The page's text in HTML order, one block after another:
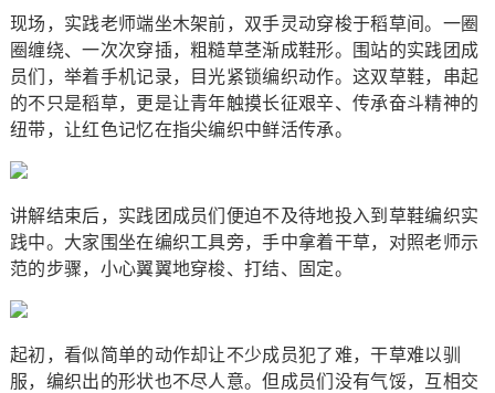
现场，实践老师端坐木架前，双手灵动穿梭于稻草间。一圈
圈缠绕、一次次穿插，粗糙草茎渐成鞋形。围站的实践团成
员们，举着手机记录，目光紧锁编织动作。这双草鞋，串起
的不只是稻草，更是让青年触摸长征艰辛、传承奋斗精神的
纽带，让红色记忆在指尖编织中鲜活传承。
讲解结束后，实践团成员们便迫不及待地投入到草鞋编织实
践中。大家围坐在编织工具旁，手中拿着干草，对照老师示
范的步骤，小心翼翼地穿梭、打结、固定。
起初，看似简单的动作却让不少成员犯了难，干草难以驯
服，编织出的形状也不尽人意。但成员们没有气馁，互相交